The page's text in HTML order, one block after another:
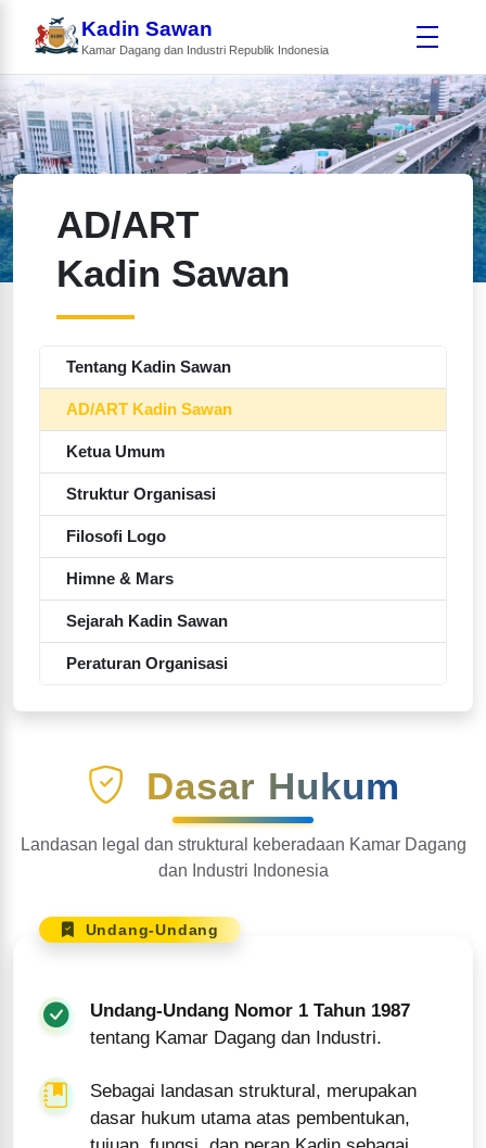
Kadin Sawan
Kamar Dagang dan Industri Republik Indonesia
AD/ART
Kadin Sawan
Tentang Kadin Sawan
AD/ART Kadin Sawan
Ketua Umum
Struktur Organisasi
Filosofi Logo
Himne & Mars
Sejarah Kadin Sawan
Peraturan Organisasi
Dasar Hukum
Landasan legal dan struktural keberadaan Kamar Dagang
dan Industri Indonesia
Undang-Undang
Undang-Undang Nomor 1 Tahun 1987
tentang Kamar Dagang dan Industri.
Sebagai landasan struktural, merupakan
dasar hukum utama atas pembentukan,